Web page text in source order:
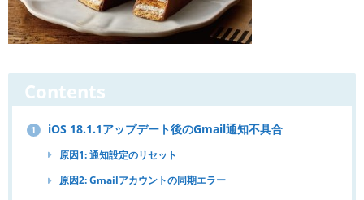
Contents
1 iOS 18.1.1アップデート後のGmail通知不具合
原因1: 通知設定のリセット
原因2: Gmailアカウントの同期エラー